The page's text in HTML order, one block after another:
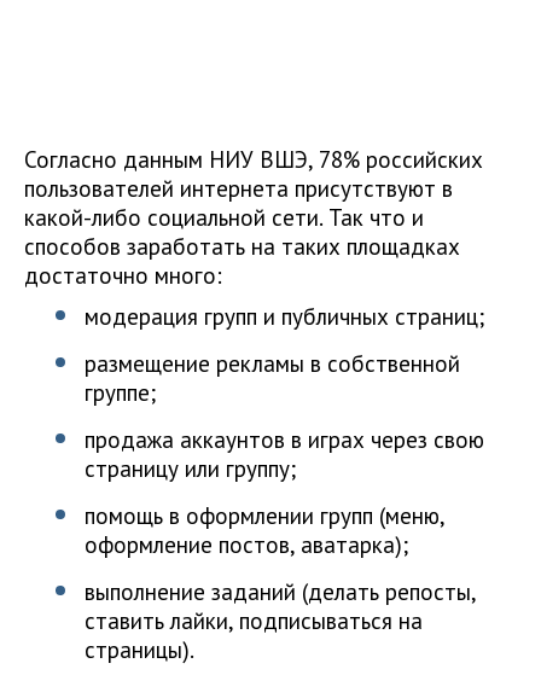
Согласно данным НИУ ВШЭ, 78% российских
пользователей интернета присутствуют в
какой-либо социальной сети. Так что и
способов заработать на таких площадках
достаточно много:
модерация групп и публичных страниц;
размещение рекламы в собственной
группе;
продажа аккаунтов в играх через свою
страницу или группу;
помощь в оформлении групп (меню,
оформление постов, аватарка);
выполнение заданий (делать репосты,
ставить лайки, подписываться на
страницы).